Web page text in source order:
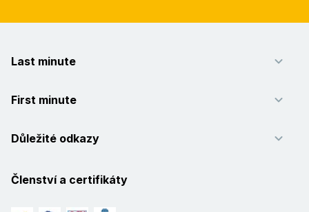
Last minute
First minute
Důležité odkazy
Členství a certifikáty